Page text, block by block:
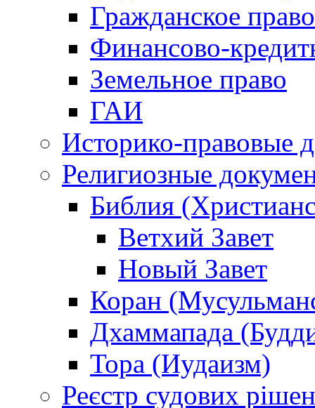
Гражданское право
Финансово-
Земельное право
ГАИ
Историко-правовые
Религиозные
Библия
Ветхий Завет
Новый Завет
Коран
Дхаммапада
Тора (Иудаизм)
Реєстр судових